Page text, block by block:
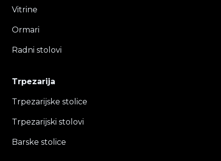
Vitrine
Ormari
Radni stolovi
Trpezarija
Trpezarijske stolice
Trpezarijski stolovi
Barske stolice